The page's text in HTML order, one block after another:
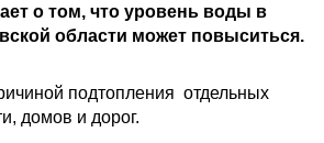
о том, что уровень воды в
области может повыситься.
подтопления отдельных
домов и дорог.